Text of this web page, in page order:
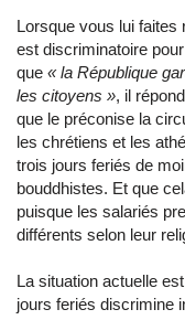
Lorsque vous lui faites
est discriminatoire
que « la République
les citoyens », il
que le préconise la
les chrétiens et les
trois jours feriés de
bouddhistes. Et que
puisque les salariés
différents selon leur
La situation actuelle
jours feriés discrimine